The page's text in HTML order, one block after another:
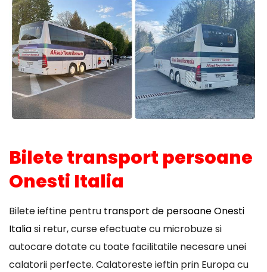
Bilete transport persoane
Onesti Italia
Bilete ieftine pentru transport de persoane Onesti
Italiasi retur, curse efectuate cu microbuze si
autocare dotate cu toate facilitatile necesare unei
calatorii perfecte. Calatoreste ieftin prin Europa cu